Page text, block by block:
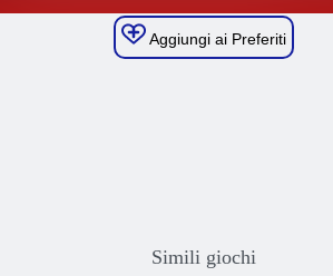
Aggiungi ai Preferiti
Simili giochi